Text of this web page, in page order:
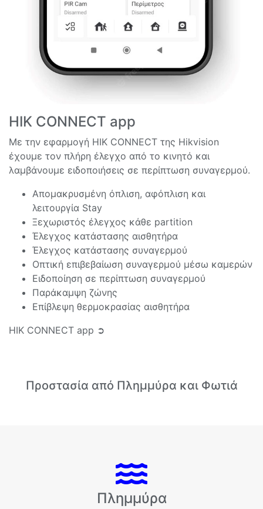
HIK CONNECT app
Με την εφαρμογή HIK CONNECT της Hikvision
έχουμε τον πλήρη έλεγχο από το κινητό και
λαμβάνουμε ειδοποιήσεις σε περίπτωση συναγερμού.
Απομακρυσμένη όπλιση, αφόπλιση και
λειτουργία Stay
Ξεχωριστός έλεγχος κάθε partition
Έλεγχος κατάστασης αισθητήρα
Έλεγχος κατάστασης συναγερμού
Οπτική επιβεβαίωση συναγερμού μέσω καμερών
Ειδοποίηση σε περίπτωση συναγερμού
Παράκαμψη ζώνης
Επίβλεψη θερμοκρασίας αισθητήρα
HIK CONNECT app ➲
Προστασία από Πλημμύρα και Φωτιά
Πλημμύρα